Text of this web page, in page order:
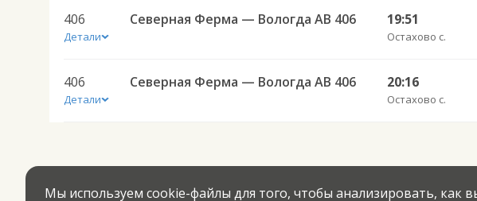
406
Детали
Северная Ферма — Вологда АВ 406 19:51
Остахово с.
406
Детали
Северная Ферма — Вологда АВ 406 20:16
Остахово с.
Мы используем cookie-файлы для того, чтобы анализировать, как